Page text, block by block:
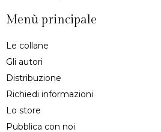
Menù principale
Le collane
Gli autori
Distribuzione
Richiedi informazioni
Lo store
Pubblica con noi